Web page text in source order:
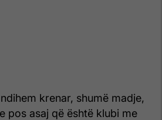
krenar, shumë madje,
pos asaj që është klubi me